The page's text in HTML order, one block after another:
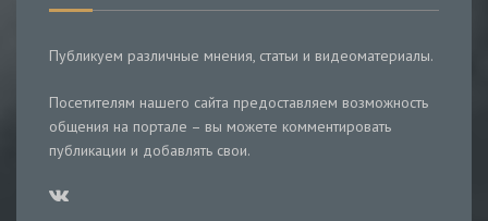
Публикуем различные мнения, статьи и видеоматериалы.
Посетителям нашего сайта предоставляем возможность
общения на портале – вы можете комментировать
публикации и добавлять свои.